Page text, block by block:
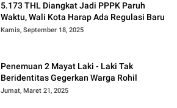
5.173 THL Diangkat Jadi PPPK Paruh
Waktu, Wali Kota Harap Ada Regulasi Baru
Kamis, September 18, 2025
Penemuan 2 Mayat Laki - Laki Tak
Beridentitas Gegerkan Warga Rohil
Jumat, Maret 21, 2025